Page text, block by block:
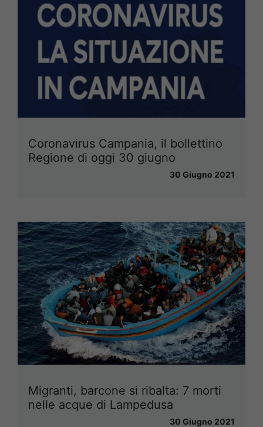
Coronavirus Campania, il bollettino
Regione di oggi 30 giugno
30 Giugno 2021
Migranti, barcone si ribalta: 7 morti
nelle acque di Lampedusa
30 Giugno 2021